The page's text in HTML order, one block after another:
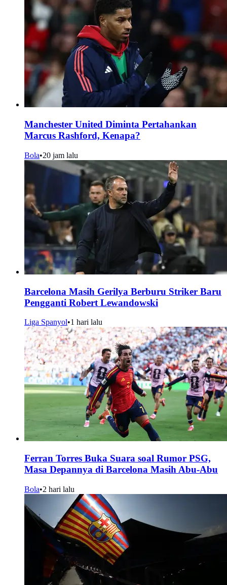
Manchester United Diminta Pertahankan
Marcus Rashford, Kenapa?
Bola•20 jam lalu
Barcelona Masih Gerilya Berburu Striker Baru
Pengganti Robert Lewandowski
Liga Spanyol•1 hari lalu
Ferran Torres Buka Suara soal Rumor PSG,
Masa Depannya di Barcelona Masih Abu-Abu
Bola•2 hari lalu